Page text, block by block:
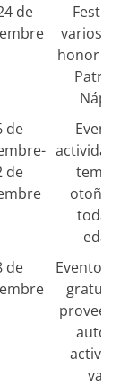
de
varios
honor al
de
de
otoño
todas
de
Evento